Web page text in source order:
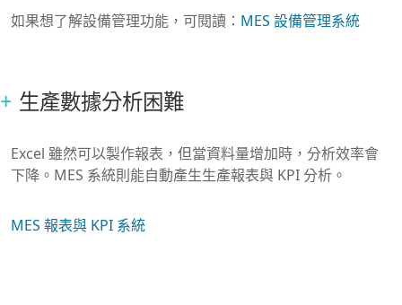
如果想了解設備管理功能，可閱讀： MES 設備管理系統
生產數據分析困難
Excel 雖然可以製作報表，但當資料量增加時，分析效率會
下降。MES 系統則能自動產生生產報表與 KPI 分析。
MES 報表與 KPI 系統